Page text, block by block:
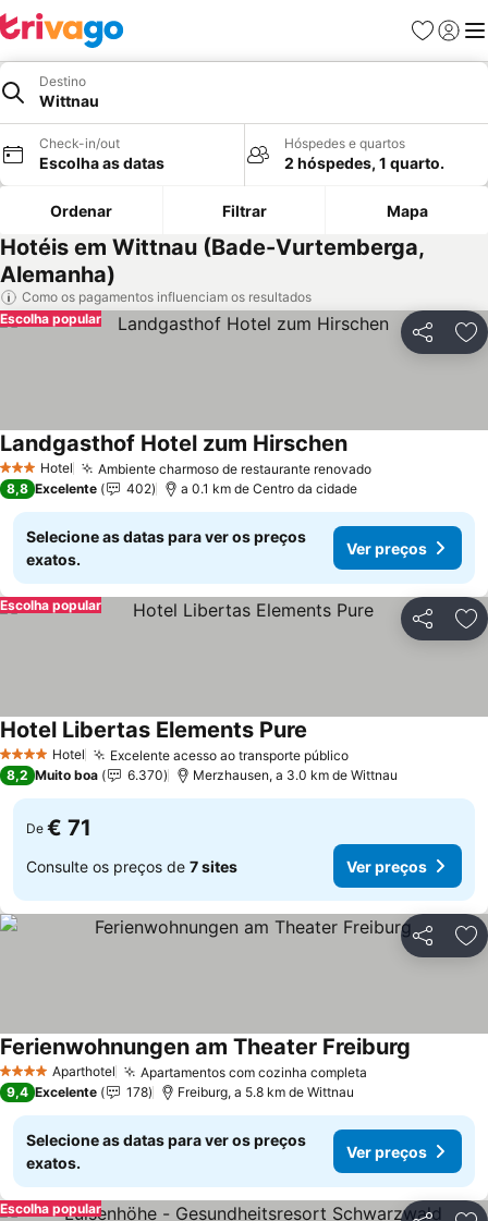
Favoritos
Iniciar
Destino
Wittnau
Check-in/out
Escolha as datas
Hóspedes e quartos
2 hóspedes, 1 quarto.
Ordenar Filtrar Mapa
Hotéis em Wittnau (Bade-Vurtemberga,
Alemanha)
Como os pagamentos influenciam os resultados
Partilhar
Escolha popular
3 EstrelasHotel Ambiente charmoso de restaurante renovado
Landgasthof Hotel zum Hirschen
8,8 Excelente 402 a 0.1 km de Centro da cidade
Selecione as datas para ver os preços
exatos.
Ver preços
Partilhar
Escolha popular
4 EstrelasHotel Excelente acesso ao transporte público
Hotel Libertas Elements Pure
8,2 Muito boa 6.370 Merzhausen, a 3.0 km de Wittnau
De € 71
Consulte os preços de 7 sites Ver preços
Partilhar
4 EstrelasAparthotel Apartamentos com cozinha completa
Ferienwohnungen am Theater Freiburg
9,4 Excelente 178 Freiburg, a 5.8 km de Wittnau
Selecione as datas para ver os preços
exatos.
Ver preços
Escolha popular